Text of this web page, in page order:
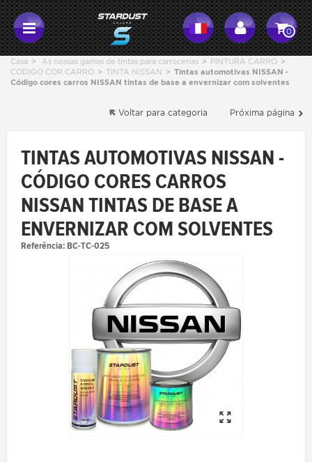
0
Casa > As nossas gamas de tintas para carrocerias > PINTURA CARRO >
CODIGO COR CARRO > TINTA NISSAN > Tintas automotivas NISSAN -
Código cores carros NISSAN tintas de base a envernizar com solventes
Próxima página
Voltar para categoria
TINTAS AUTOMOTIVAS NISSAN -
CÓDIGO CORES CARROS
NISSAN TINTAS DE BASE A
ENVERNIZAR COM SOLVENTES
Referência:BC-TC-025